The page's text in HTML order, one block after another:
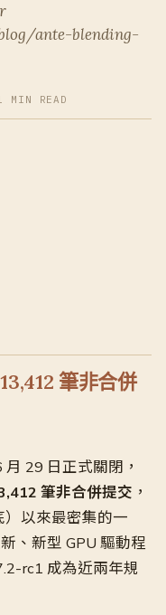
ante-blending-
MIN READ
筆非合併
29 日正式關閉，
筆非合併提交 ，
以來最密集的一
、新型 GPU 驅動程
rc1 成為近兩年規